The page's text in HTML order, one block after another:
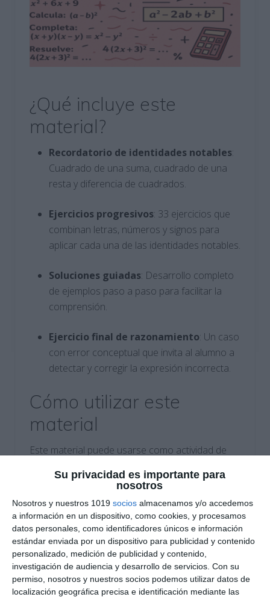
Su privacidad es importante para
nosotros
Nosotros y nuestros 1019 socios almacenamos y/o accedemos
a información en un dispositivo, como cookies, y procesamos
datos personales, como identificadores únicos e información
estándar enviada por un dispositivo para publicidad y contenido
personalizado, medición de publicidad y contenido,
investigación de audiencia y desarrollo de servicios. Con su
permiso, nosotros y nuestros socios podemos utilizar datos de
localización geográfica precisa e identificación mediante las
¿Qué incluye este
material?
Recordatorio de identidades notables:
Cuadrado de una suma, cuadrado de una
resta y diferencia de cuadrados.
Ejercicios progresivos: 33 ejercicios que
combinan letras, números y signos para
aplicar cada una de las identidades notables.
Soluciones guiadas: Desarrollo completo
de ejemplos paso a paso para facilitar la
comprensión.
Ejercicio final de razonamiento: Un caso
con error conceptual que invita al alumno a
detectar y corregir la expresión incorrecta.
Cómo utilizar este
material
Este material puede usarse como actividad de
exámenes. La ficha fomenta la práctica
autónoma y permite al alumno comprobar sus
resultados mediante los ejemplos resueltos.
Si este material te ha sido útil, te invitamos a
explorar más contenido en nuestro blog
Recursos
. Además, no dejes de visitar
nuestros blogs amigos para más propuestas